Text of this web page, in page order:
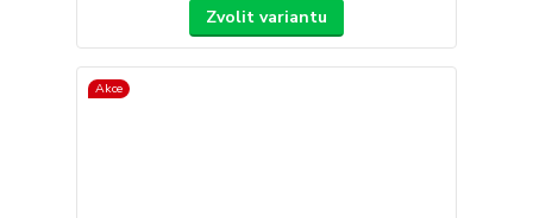
Zvolit variantu
Akce